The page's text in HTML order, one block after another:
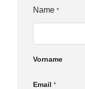
N
E
m
a
l
Name *
Vorname
Email *